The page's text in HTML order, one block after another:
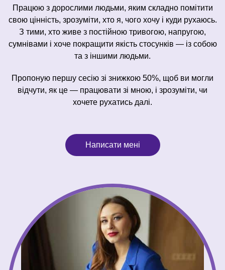
Працюю з дорослими людьми, яким складно помітити
свою цінність, зрозуміти, хто я, чого хочу і куди рухаюсь.
З тими, хто живе з постійною тривогою, напругою,
сумнівами і хоче покращити якість стосунків — із собою
та з іншими людьми.
Пропоную першу сесію зі знижкою 50%, щоб ви могли
відчути, як це — працювати зі мною, і зрозуміти, чи
хочете рухатись далі.
Написати мені